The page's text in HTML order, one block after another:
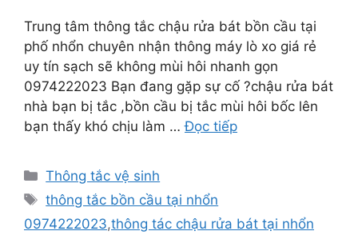
Trung tâm thông tắc chậu rửa bát bồn cầu tại
phố nhổn chuyên nhận thông máy lò xo giá rẻ
uy tín sạch sẽ không mùi hôi nhanh gọn
0974222023 Bạn đang gặp sự cố ?chậu rửa bát
nhà bạn bị tắc ,bồn cầu bị tắc mùi hôi bốc lên
bạn thấy khó chịu làm …Đọc tiếp
Danh
mục
Thông tắc vệ sinh
Thẻ
thông tắc bồn cầu tại nhổn
0974222023,thông tác chậu rửa bát tại nhổn